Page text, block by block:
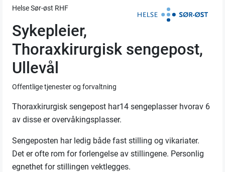
Helse Sør-øst RHF
Sykepleier,
Thoraxkirurgisk sengepost,
Ullevål
Offentlige tjenester og forvaltning
Thoraxkirurgisk sengepost har14 sengeplasser hvorav 6
av disse er overvåkingsplasser.
Sengeposten har ledig både fast stilling og vikariater.
Det er ofte rom for forlengelse av stillingene. Personlig
egnethet for stillingen vektlegges.